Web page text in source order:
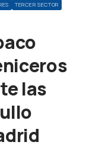
TERCER SECTOR
las